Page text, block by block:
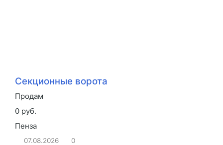
Секционные ворота
Продам
0 руб.
Пенза
07.08.2026 0